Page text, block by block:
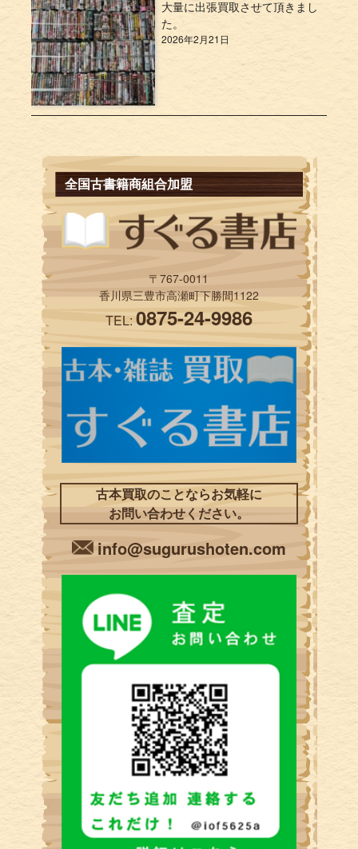
大量に出張買取させて頂きまし
た。
2026年2月21日
全国古書籍商組合加盟
〒767-0011
香川県三豊市高瀬町下勝間1122
TEL:0875-24-9986
古本買取のことならお気軽に
お問い合わせください。
info@sugurushoten.com